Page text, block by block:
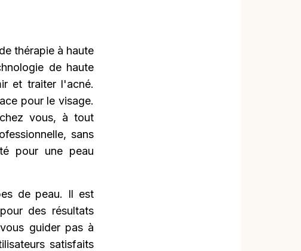
thérapie à haute
de haute
et traiter l'acné.
pour le visage.
vous, à tout
sans
pour une peau
de peau. Il est
des résultats
guider pas à
satisfaits